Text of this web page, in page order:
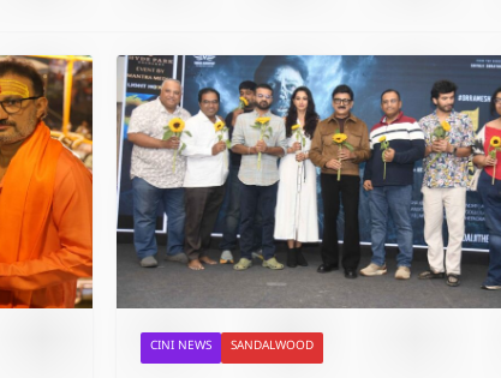
CINI NEWS SANDALWOOD